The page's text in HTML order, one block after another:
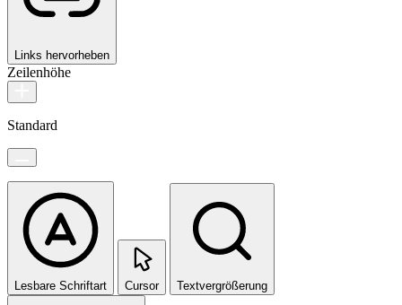
Links hervorheben
Zeilenhöhe
Standard
Lesbare Schriftart Cursor Textvergrößerung